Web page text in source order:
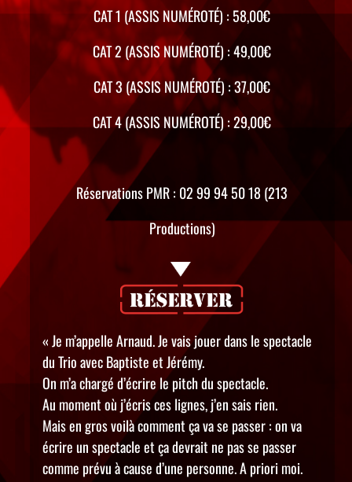
CAT 1 (ASSIS NUMÉROTÉ) : 58,00€
CAT 2 (ASSIS NUMÉROTÉ) : 49,00€
CAT 3 (ASSIS NUMÉROTÉ) : 37,00€
CAT 4 (ASSIS NUMÉROTÉ) : 29,00€
Réservations PMR : 02 99 94 50 18 (213
Productions)
« Je m’appelle Arnaud. Je vais jouer dans le spectacle
du Trio avec Baptiste et Jérémy.
On m’a chargé d’écrire le pitch du spectacle.
Au moment où j’écris ces lignes, j’en sais rien.
Mais en gros voilà comment ça va se passer : on va
écrire un spectacle et ça devrait ne pas se passer
comme prévu à cause d’une personne. A priori moi.